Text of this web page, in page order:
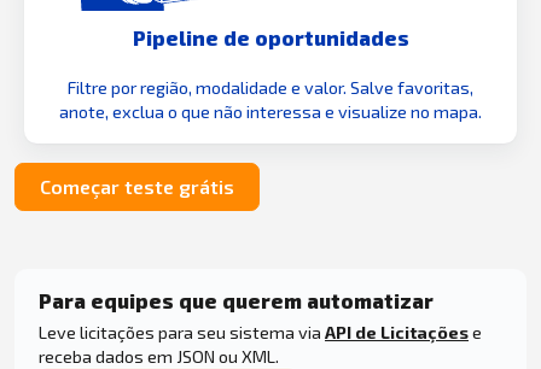
Pipeline de oportunidades
Filtre por região, modalidade e valor. Salve favoritas,
anote, exclua o que não interessa e visualize no mapa.
Começar teste grátis
Para equipes que querem automatizar
Leve licitações para seu sistema via API de Licitaçõese
receba dados em JSON ou XML.